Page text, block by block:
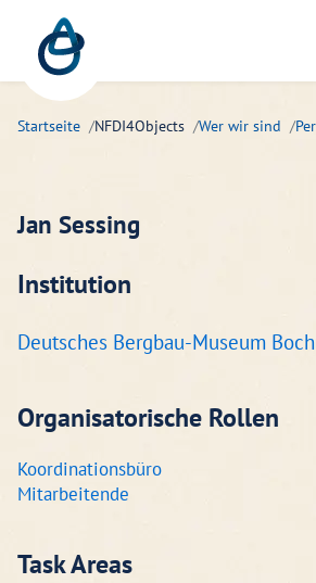
Zum Hauptinhalt springen
Startseite NFDI4Objects Wer wir sind
Jan Sessing
Institution
Deutsches Bergbau-Museum
Organisatorische Rollen
Koordinationsbüro
Mitarbeitende
Task Areas